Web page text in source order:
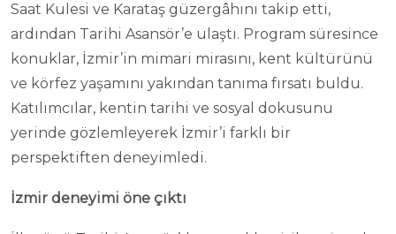
Saat Kulesi ve Karataş güzergâhını takip etti,
ardından Tarihi Asansör’e ulaştı. Program süresince
konuklar, İzmir’in mimari mirasını, kent kültürünü
ve körfez yaşamını yakından tanıma fırsatı buldu.
Katılımcılar, kentin tarihi ve sosyal dokusunu
yerinde gözlemleyerek İzmir’i farklı bir
perspektiften deneyimledi.
İzmir deneyimi öne çıktı